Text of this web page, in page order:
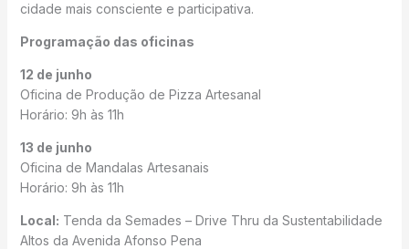
cidade mais consciente e participativa.
Programação das oficinas
12 de junho
Oficina de Produção de Pizza Artesanal
Horário: 9h às 11h
13 de junho
Oficina de Mandalas Artesanais
Horário: 9h às 11h
Local: Tenda da Semades – Drive Thru da Sustentabilidade
Altos da Avenida Afonso Pena